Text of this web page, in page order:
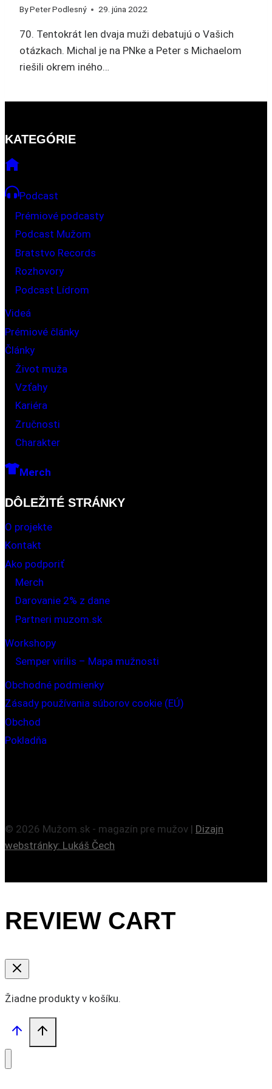
ByPeter Podlesný 29. júna 2022
70. Tentokrát len dvaja muži debatujú o Vašich
otázkach. Michal je na PNke a Peter s Michaelom
riešili okrem iného…
KATEGÓRIE
Podcast
Prémiové podcasty
Podcast Mužom
Bratstvo Records
Rozhovory
Podcast Lídrom
Videá
Prémiové články
Články
Život muža
Vzťahy
Kariéra
Zručnosti
Charakter
Merch
DÔLEŽITÉ STRÁNKY
O projekte
Kontakt
Ako podporiť
Merch
Darovanie 2% z dane
Partneri muzom.sk
Workshopy
Semper virilis – Mapa mužnosti
Obchodné podmienky
Zásady používania súborov cookie (EÚ)
Obchod
Pokladňa
© 2026 Mužom.sk - magazín pre mužov | Dizajn
webstránky: Lukáš Čech
REVIEW CART
Žiadne produkty v košíku.